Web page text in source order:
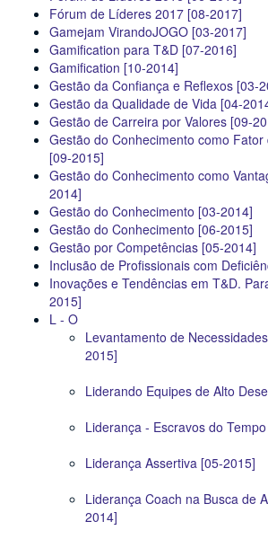
Fórum de Líderes 2017 [08-2017]
Gamejam VirandoJOGO [03-2017]
Gamification para T&D [07-2016]
Gamification [10-2014]
Gestão da Confiança e Reflexos [03-
Gestão da Qualidade de Vida [04-
Gestão de Carreira por Valores [09-
Gestão do Conhecimento como
[09-2015]
Gestão do Conhecimento como
2014]
Gestão do Conhecimento [03-2014]
Gestão do Conhecimento [06-2015]
Gestão por Competências [05-2014]
Inclusão de Profissionais com
Inovações e Tendências em T&D.
2015]
L - O
Levantamento de
2015]
Liderando Equipes de Alto
Liderança - Escravos do
Liderança Assertiva [05-2015]
Liderança Coach na Busca de
2014]